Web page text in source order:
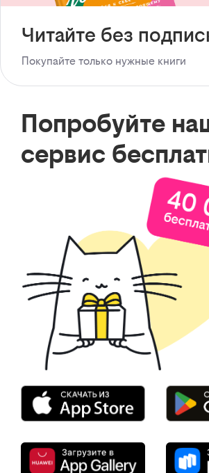
Читайте без
Покупайте только нужные книги
Попробуйте
сервис